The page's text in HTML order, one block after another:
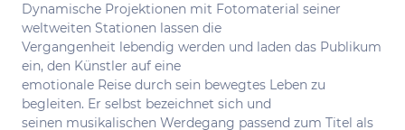
Dynamische Projektionen mit Fotomaterial seiner
weltweiten Stationen lassen die
Vergangenheit lebendig werden und laden das Publikum
ein, den Künstler auf eine
emotionale Reise durch sein bewegtes Leben zu
begleiten. Er selbst bezeichnet sich und
seinen musikalischen Werdegang passend zum Titel als